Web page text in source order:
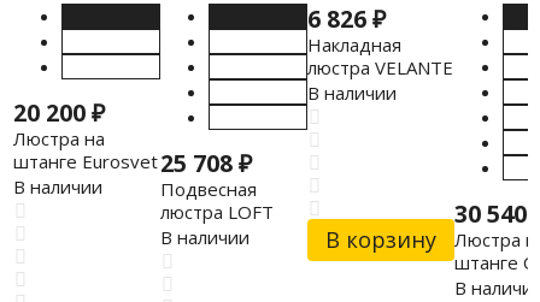
20 200₽
Люстра на
штанге Eurosvet
70115/6 черный
В наличии
25 708₽
Подвесная
люстра LOFT
LSP-8337
В наличии
6 826₽
Накладная
люстра VELANTE
240-107-03
В наличии
В корзину
30 540
Люстра
штанге
OML-
В